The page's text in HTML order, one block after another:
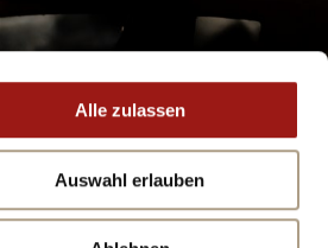
Alle zulassen
Auswahl erlauben